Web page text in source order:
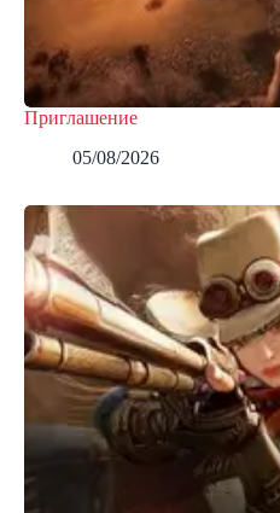
Приглашение
05/08/2026